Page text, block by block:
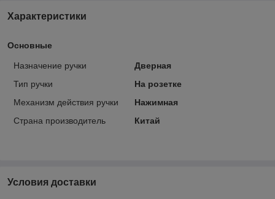
Характеристики
Основные
Назначение ручки
Дверная
Тип ручки
На розетке
Механизм действия ручки
Нажимная
Страна производитель
Китай
Условия доставки